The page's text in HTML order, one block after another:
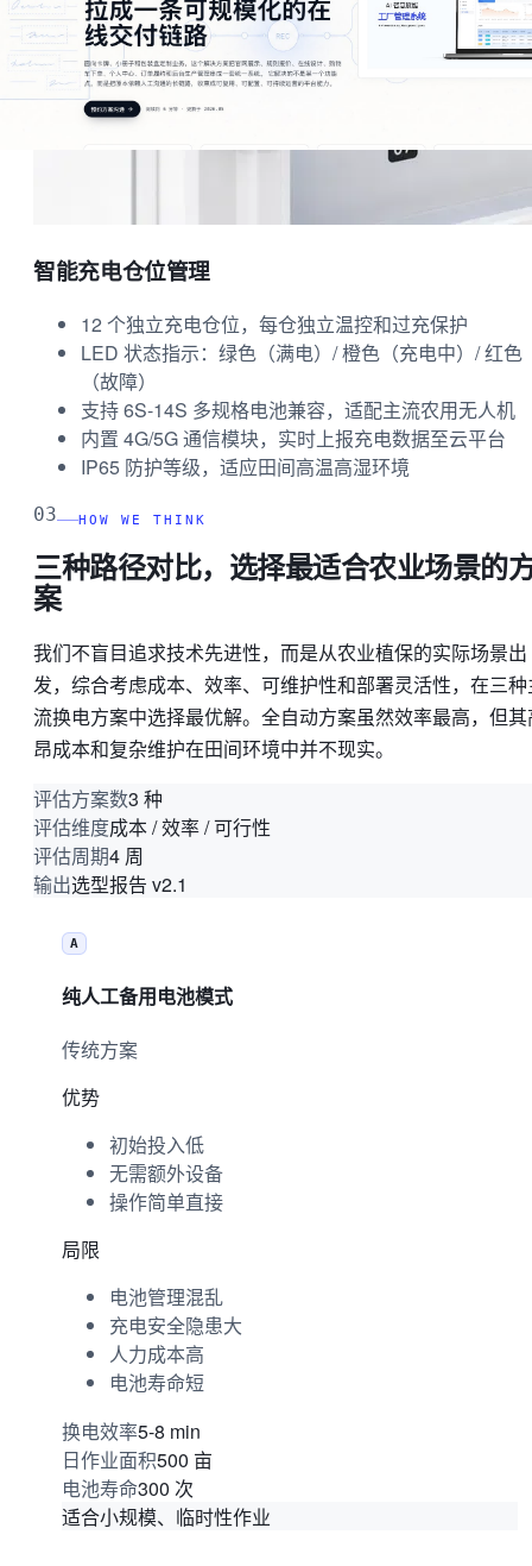
智能充电仓位管理
12 个独立充电仓位，每仓独立温控和过充保护
LED 状态指示：绿色（满电）/ 橙色（充电中）/ 红色
（故障）
支持 6S-14S 多规格电池兼容，适配主流农用无人机
内置 4G/5G 通信模块，实时上报充电数据至云平台
IP65 防护等级，适应田间高温高湿环境
03 HOW WE THINK
三种路径对比，选择最适合农业场景的
案
我们不盲目追求技术先进性，而是从农业植保的实际场景出
发，综合考虑成本、效率、可维护性和部署灵活性，在三种
流换电方案中选择最优解。全自动方案虽然效率最高，但其
昂成本和复杂维护在田间环境中并不现实。
评估方案数3 种
评估维度成本 / 效率 / 可行性
评估周期4 周
输出选型报告 v2.1
A
纯人工备用电池模式
传统方案
优势
初始投入低
无需额外设备
操作简单直接
局限
电池管理混乱
充电安全隐患大
人力成本高
电池寿命短
换电效率5-8 min
日作业面积500 亩
电池寿命300 次
适合小规模、临时性作业